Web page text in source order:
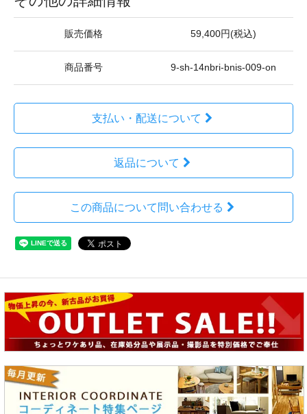
販売価格 59,400円(税込)
商品番号 9-sh-14nbri-bnis-009-on
支払い・配送について
返品について
この商品について問い合わせる